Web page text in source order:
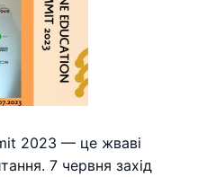
2023 — це жваві
7 червня захід